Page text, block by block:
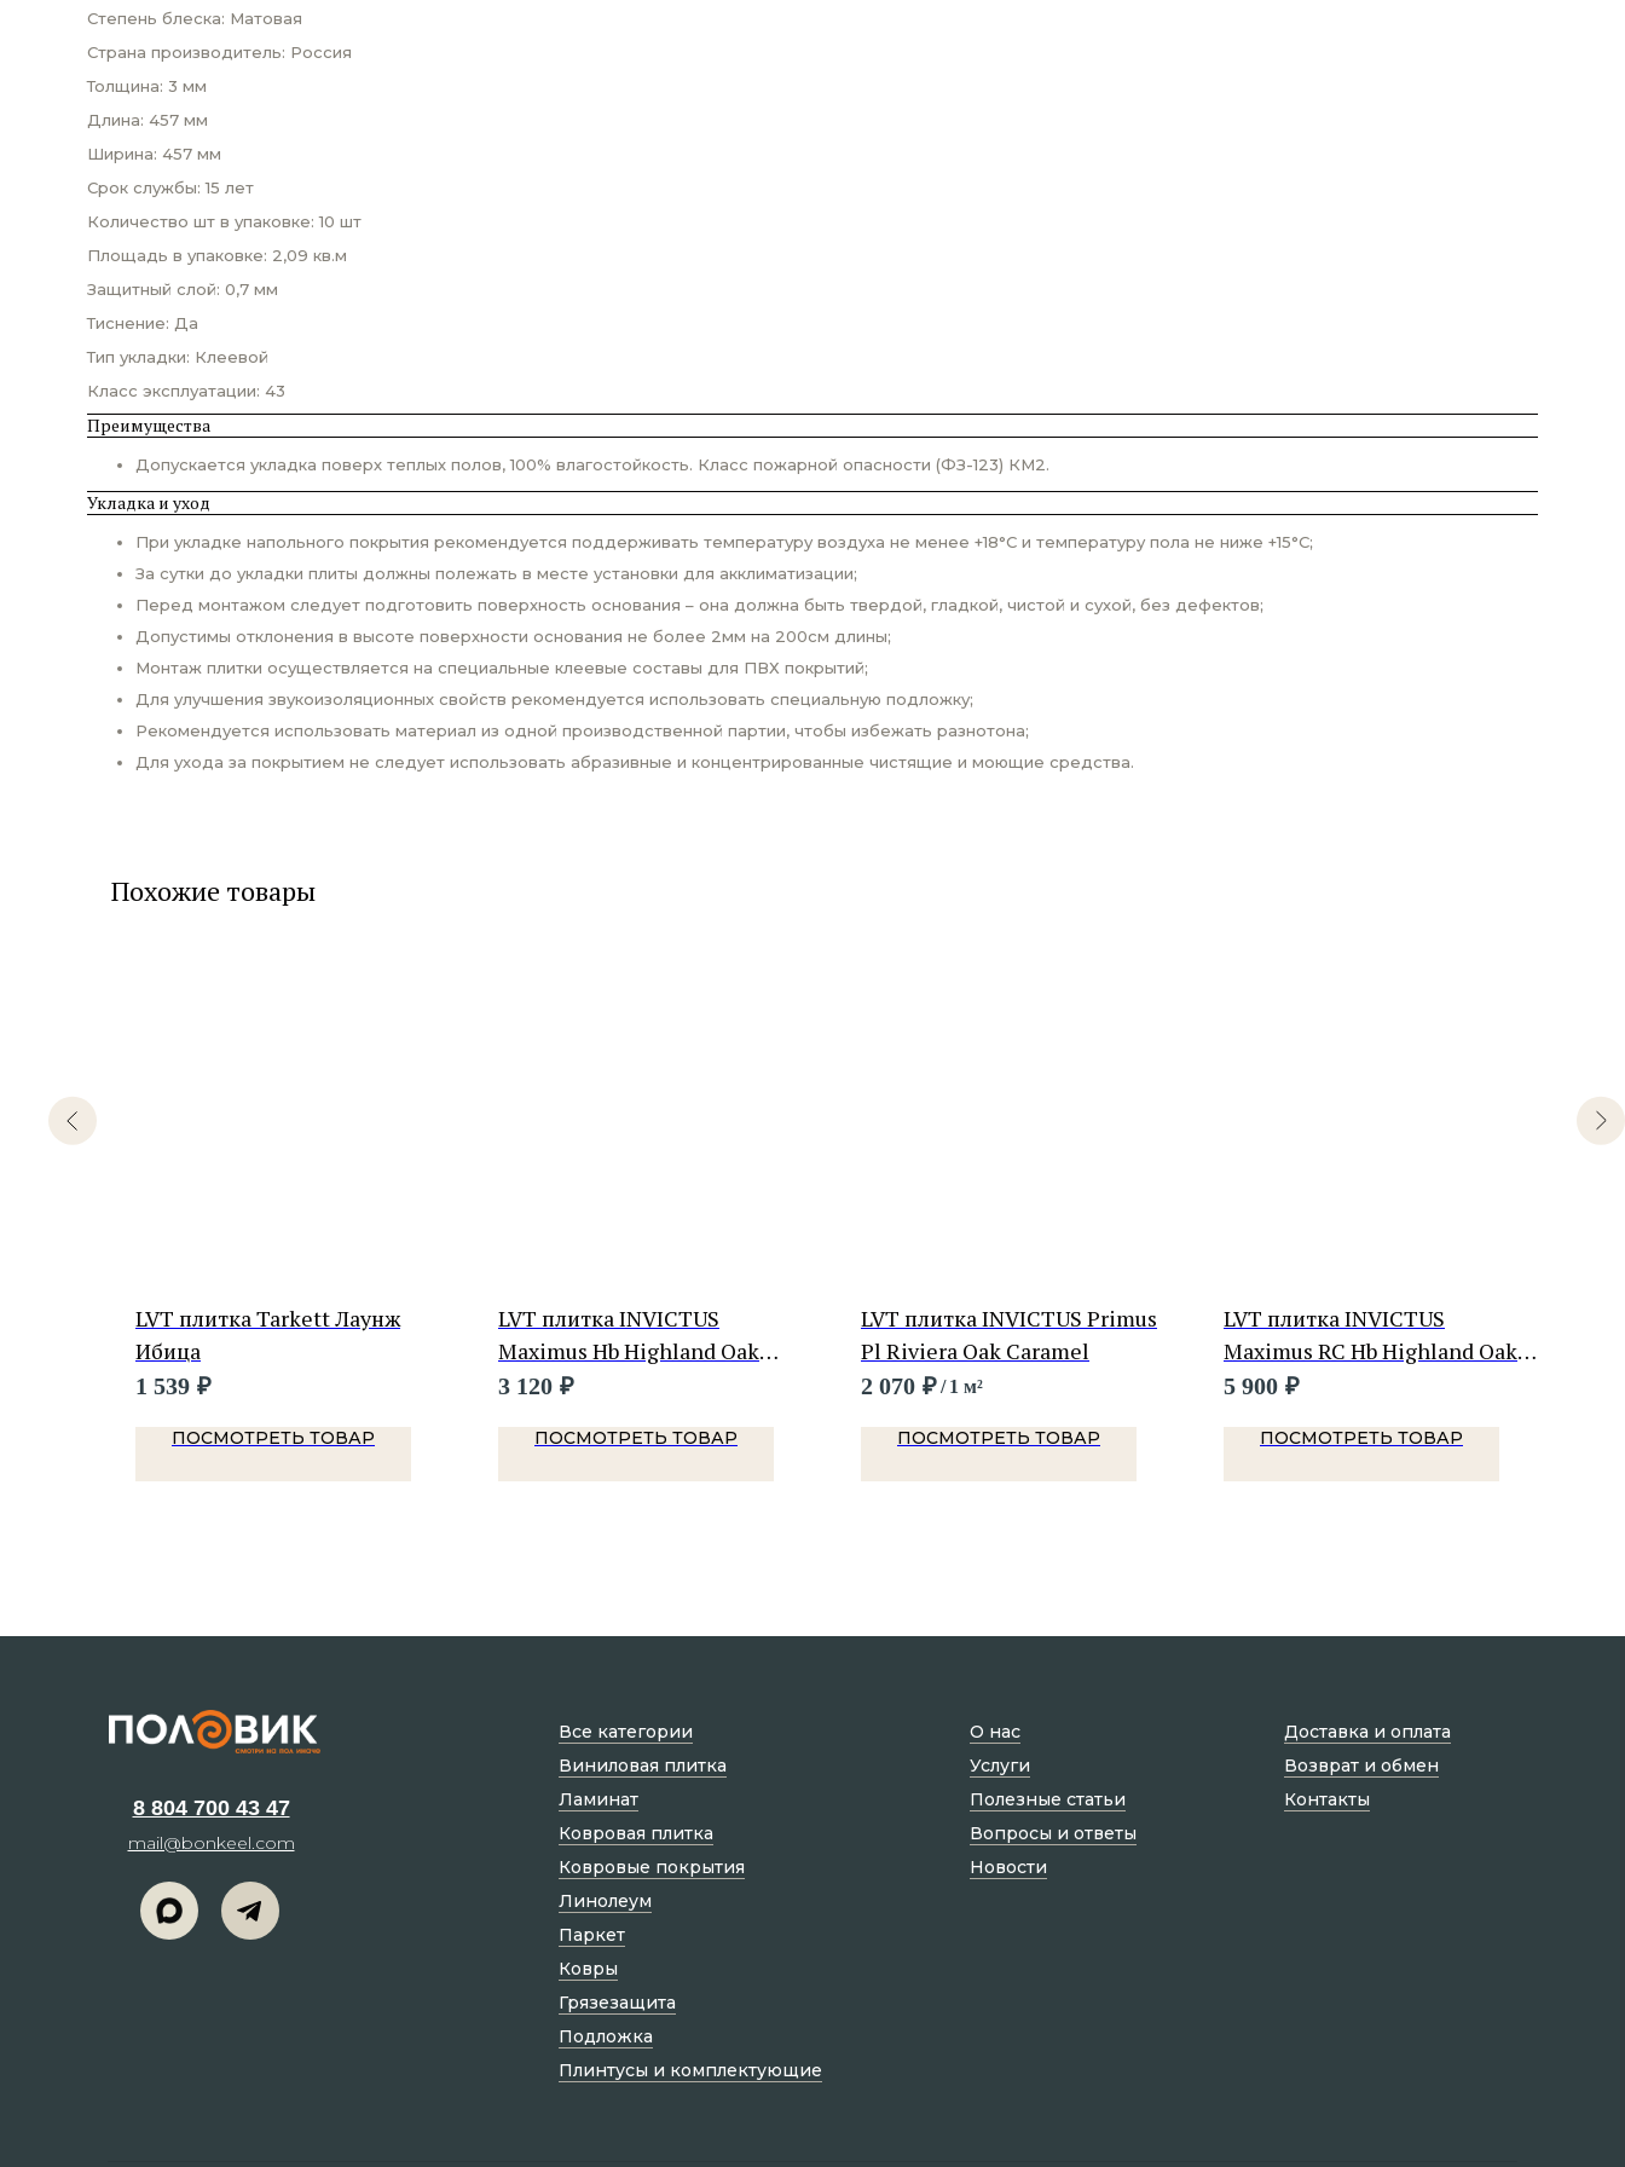
Степень блеска: Матовая
Страна производитель: Россия
Толщина: 3 мм
Длина: 457 мм
Ширина: 457 мм
Срок службы: 15 лет
Количество шт в упаковке: 10 шт
Площадь в упаковке: 2,09 кв.м
Защитный слой: 0,7 мм
Тиснение: Да
Тип укладки: Клеевой
Класс эксплуатации: 43
Преимущества
Допускается укладка поверх теплых полов, 100% влагостойкость. Класс пожарной опасности (ФЗ-123) КМ2.
Укладка и уход
При укладке напольного покрытия рекомендуется поддерживать температуру воздуха не менее +18°С и температуру пола не ниже +15°С;
За сутки до укладки плиты должны полежать в месте установки для акклиматизации;
Перед монтажом следует подготовить поверхность основания – она должна быть твердой, гладкой, чистой и сухой, без дефектов;
Допустимы отклонения в высоте поверхности основания не более 2мм на 200см длины;
Монтаж плитки осуществляется на специальные клеевые составы для ПВХ покрытий;
Для улучшения звукоизоляционных свойств рекомендуется использовать специальную подложку;
Рекомендуется использовать материал из одной производственной партии, чтобы избежать разнотона;
Для ухода за покрытием не следует использовать абразивные и концентрированные чистящие и моющие средства.
Похожие товары
LVT плитка Tarkett Лаунж
Ибица
1 539 ₽
ПОСМОТРЕТЬ ТОВАР
LVT плитка INVICTUS
Maximus Hb Highland Oak
Chocolate
3 120 ₽
ПОСМОТРЕТЬ ТОВАР
LVT плитка INVICTUS Primus
Pl Riviera Oak Caramel
2 070 ₽/ 1 м²
ПОСМОТРЕТЬ ТОВАР
LVT плитка INVICTUS
Maximus RC Hb Highland Oak
Classic
5 900 ₽
ПОСМОТРЕТЬ ТОВАР
8 804 700 43 47
mail@bonkeel.com
О нас
Услуги
Полезные статьи
Вопросы и ответы
Новости
Доставка и оплата
Возврат и обмен
Контакты
Все категории
Виниловая плитка
Ламинат
Ковровая плитка
Ковровые покрытия
Линолеум
Паркет
Ковры
Грязезащита
Подложка
Плинтусы и комплектующие